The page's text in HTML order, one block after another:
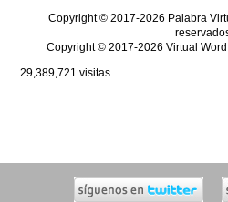
Copyright © 2017-2026 Palabra
Copyright © 2017-2026 Virtual
29,389,721 visitas